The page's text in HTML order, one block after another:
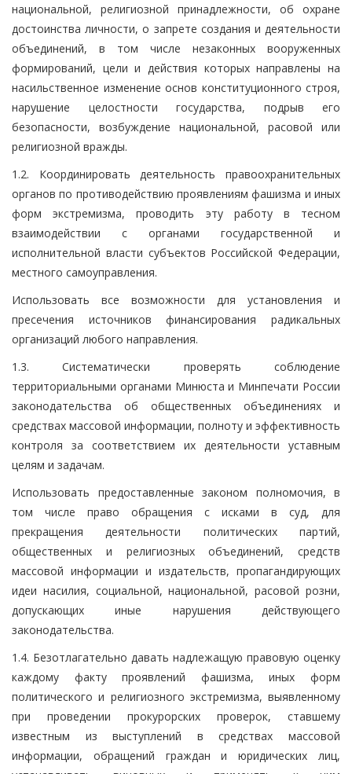
национальной, религиозной принадлежности, об охране
достоинства личности, о запрете создания и деятельности
объединений, в том числе незаконных вооруженных
формирований, цели и действия которых направлены на
насильственное изменение основ конституционного строя,
нарушение целостности государства, подрыв его
безопасности, возбуждение национальной, расовой или
религиозной вражды.
1.2. Координировать деятельность правоохранительных
органов по противодействию проявлениям фашизма и иных
форм экстремизма, проводить эту работу в тесном
взаимодействии с органами государственной и
исполнительной власти субъектов Российской Федерации,
местного самоуправления.
Использовать все возможности для установления и
пресечения источников финансирования радикальных
организаций любого направления.
1.3. Систематически проверять соблюдение
территориальными органами Минюста и Минпечати России
законодательства об общественных объединениях и
средствах массовой информации, полноту и эффективность
контроля за соответствием их деятельности уставным
целям и задачам.
Использовать предоставленные законом полномочия, в
том числе право обращения с исками в суд, для
прекращения деятельности политических партий,
общественных и религиозных объединений, средств
массовой информации и издательств, пропагандирующих
идеи насилия, социальной, национальной, расовой розни,
допускающих иные нарушения действующего
законодательства.
1.4. Безотлагательно давать надлежащую правовую оценку
каждому факту проявлений фашизма, иных форм
политического и религиозного экстремизма, выявленному
при проведении прокурорских проверок, ставшему
известным из выступлений в средствах массовой
информации, обращений граждан и юридических лиц,